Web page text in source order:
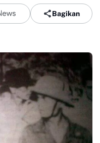
Bagikan